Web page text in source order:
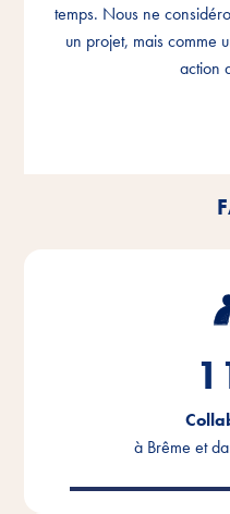
temps. Nous ne
un projet, mais comme
action
temps. Nous ne
un projet, mais comme
action
temps. Nous ne
un projet, mais comme
action
à Brême et